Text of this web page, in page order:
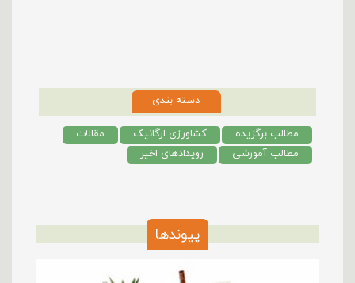
دسته بندی
مطالب برگزیده
کشاورزی ارگانیک
مقالات
مطالب آمورشی
رویدادهای اخیر
پیوندها